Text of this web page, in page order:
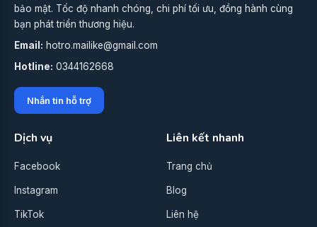
bảo mật. Tốc độ nhanh chóng, chi phí tối ưu, đồng hành cùng
bạn phát triển thương hiệu.
Email: hotro.mailike@gmail.com
Hotline: 0344162668
Nhắn tin hỗ trợ
Dịch vụ
Facebook
Instagram
TikTok
Liên kết nhanh
Trang chủ
Blog
Liên hệ